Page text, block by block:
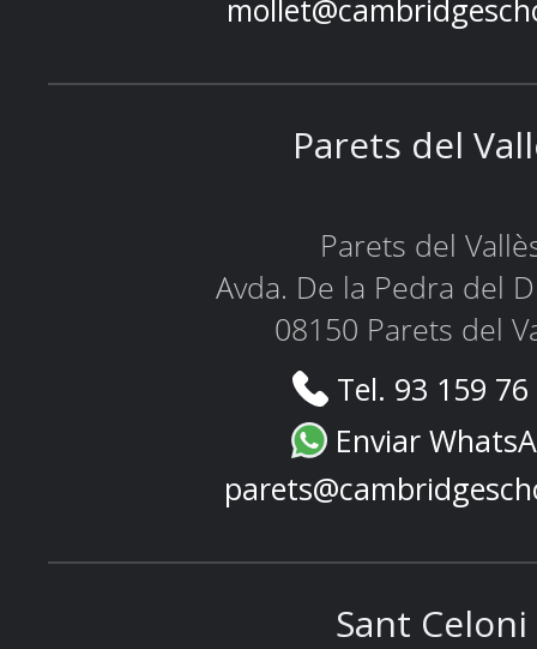
Parets del
Parets del
Avda. De la Pedra del
08150 Parets del
Tel. 93 159
Enviar
Sant Celoni